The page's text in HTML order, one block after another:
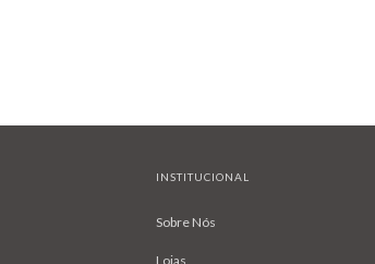
INSTITUCIONAL
Sobre Nós
Lojas